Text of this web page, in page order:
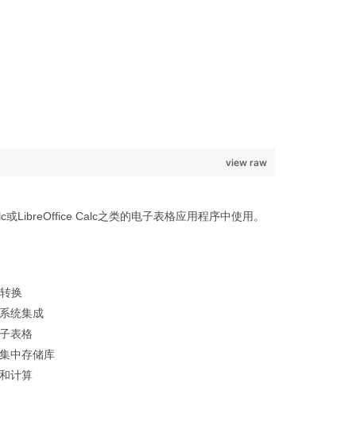
view raw
LibreOffice Calc之类的电子表格应用程序中使用。
换
统集成
表格
中存储库
计算